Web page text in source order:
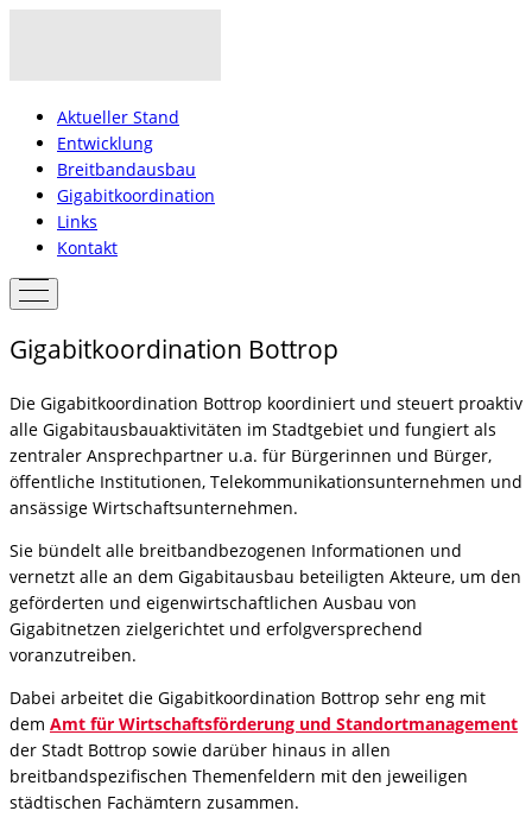
Aktueller Stand
Entwicklung
Breitbandausbau
Gigabitkoordination
Links
Kontakt
Gigabitkoordination Bottrop
Die Gigabitkoordination Bottrop koordiniert und steuert proaktiv
alle Gigabitausbauaktivitäten im Stadtgebiet und fungiert als
zentraler Ansprechpartner u.a. für Bürgerinnen und Bürger,
öffentliche Institutionen, Telekommunikationsunternehmen und
ansässige Wirtschaftsunternehmen.
Sie bündelt alle breitbandbezogenen Informationen und
vernetzt alle an dem Gigabitausbau beteiligten Akteure, um den
geförderten und eigenwirtschaftlichen Ausbau von
Gigabitnetzen zielgerichtet und erfolgversprechend
voranzutreiben.
Dabei arbeitet die Gigabitkoordination Bottrop sehr eng mit
dem Amt für Wirtschaftsförderung und Standortmanagement
der Stadt Bottrop sowie darüber hinaus in allen
breitbandspezifischen Themenfeldern mit den jeweiligen
städtischen Fachämtern zusammen.